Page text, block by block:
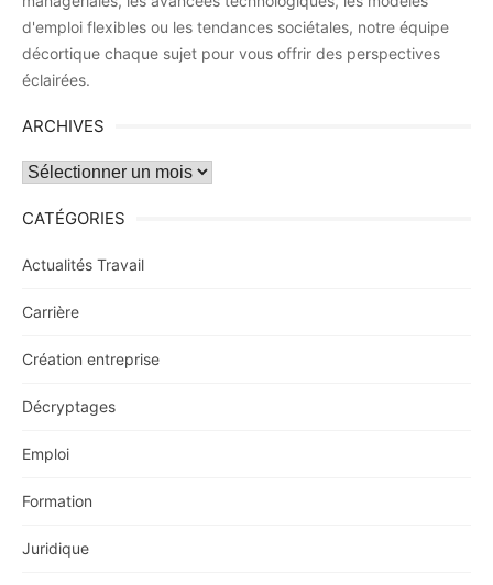
d'emploi flexibles ou les tendances sociétales, notre équipe
décortique chaque sujet pour vous offrir des perspectives
éclairées.
ARCHIVES
Archives
CATÉGORIES
Actualités Travail
Carrière
Création entreprise
Décryptages
Emploi
Formation
Juridique